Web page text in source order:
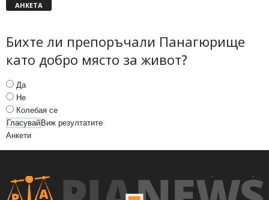
АНКЕТА
Бихте ли препоръчали Панагюрище
като добро място за живот?
Да
Не
Колебая се
Виж резултатите
Анкети